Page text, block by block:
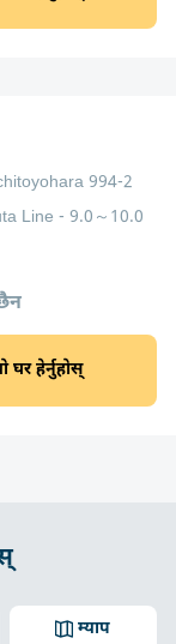
994-2
Line - 9.0～10.0
घर हेर्नुहोस्
म्याप